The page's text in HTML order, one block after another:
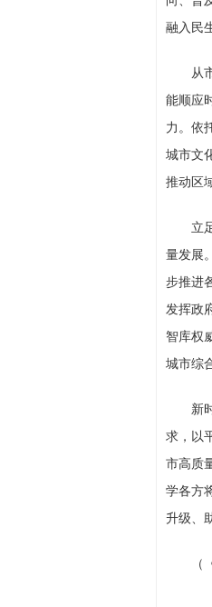
融入民
从
能顺应
力。依
城市文
推动区
立
量发展
步推进
发挥政
智库权
城市综
新
求，以
市高质
学各方
升级、
（